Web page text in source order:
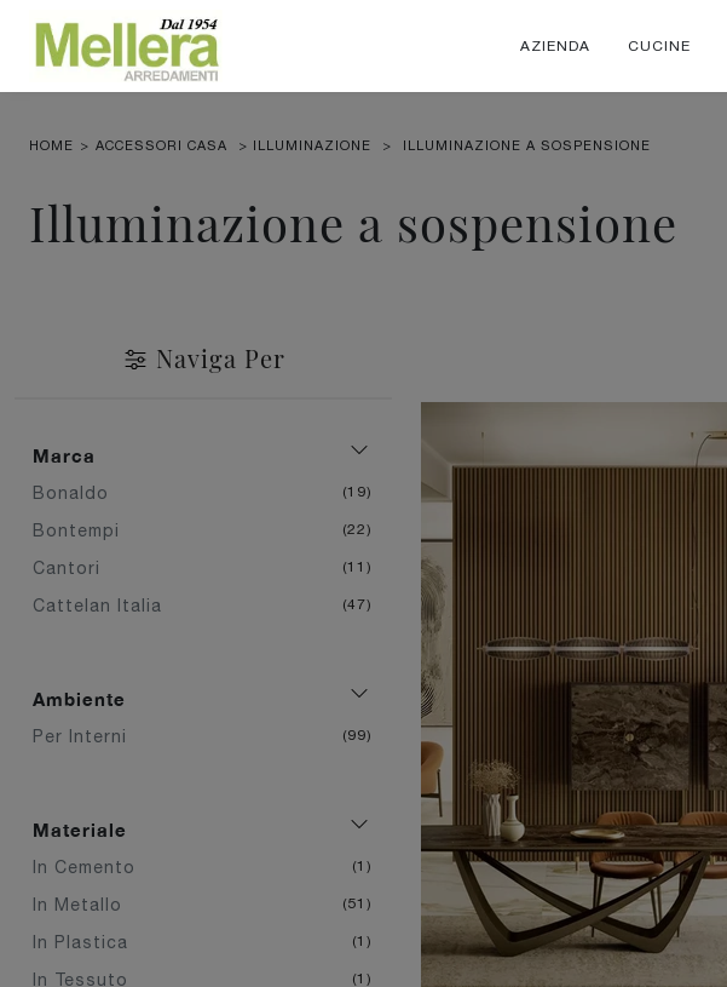
AZIENDA CUCINE
HOME > ACCESSORI CASA > ILLUMINAZIONE > ILLUMINAZIONE A SOSPENSIONE
Illuminazione a sospensione
Naviga Per
Marca
Bonaldo 19
Bontempi 22
Cantori 11
Cattelan Italia 47
Ambiente
Per Interni 99
Materiale
In Cemento 1
In Metallo 51
In Plastica 1
In Tessuto 1